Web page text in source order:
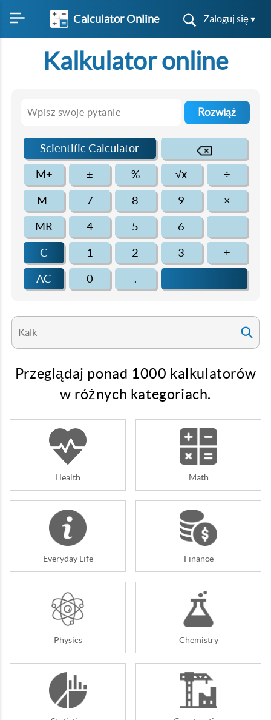
Calculator Online Zaloguj się ▾
Kalkulator online
Rozwiąż
Scientific Calculator
M+ ± % √x ÷
M- 7 8 9 ×
MR 4 5 6 –
C 1 2 3 +
AC 0 . =
Przeglądaj ponad 1000 kalkulatorów
w różnych kategoriach.
Health Math
Everyday Life Finance
Physics Chemistry